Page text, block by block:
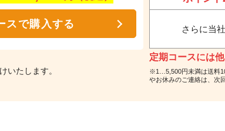
スで購入する
いたします。
さらに当
定期コースには
※1…5,500円未満は送料
やお休みのご連絡は、次